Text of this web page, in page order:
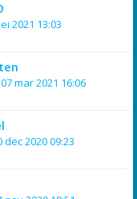
2021 13:03
07 mar 2021 16:06
dec 2020 09:23